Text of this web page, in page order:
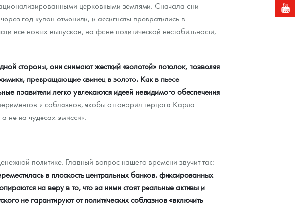
церковными землями. Сначала они
год купон отменили, и ассигнаты превратились в
все новых выпусков, на фоне политической нестабильности,
стороны, они снимают жесткий «золотой» потолок, позволяя
превращающие свинец в золото. Как в пьесе
правители легко увлекаются идеей невидимого обеспечения
и соблазнов, якобы отговорил герцога Карла
не на чудесах эмиссии.
политике. Главный вопрос нашего времени звучит так:
в плоскость центральных банков, фиксированных
на веру в то, что за ними стоят реальные активы и
не гарантируют от политических соблазнов «включить